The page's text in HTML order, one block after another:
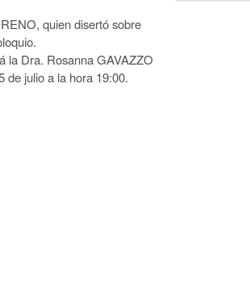
quien disertó sobre
la Dra. Rosanna GAVAZZO
de julio a la hora 19:00.